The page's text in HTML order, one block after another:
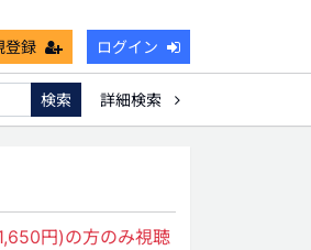
登録 ログイン
キャッシュフロー 宗教法人
検索
詳細検索
円)の方のみ視聴